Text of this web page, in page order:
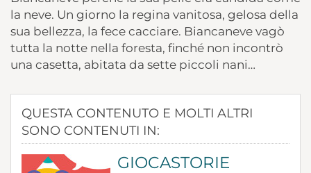
la neve. Un giorno la regina vanitosa, gelosa della
sua bellezza, la fece cacciare. Biancaneve vagò
tutta la notte nella foresta, finché non incontrò
una casetta, abitata da sette piccoli nani…
QUESTA CONTENUTO E MOLTI ALTRI
SONO CONTENUTI IN:
GIOCASTORIE